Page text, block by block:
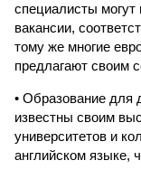
специалисты
вакансии,
тому же многие
предлагают своим
• Образование для
известны своим
университетов и
английском языке,